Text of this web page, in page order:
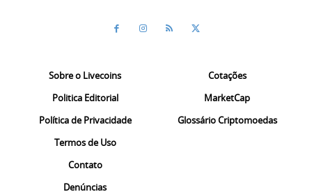
Sobre o Livecoins
Politica Editorial
Política de Privacidade
Termos de Uso
Contato
Denúncias
Cotações
MarketCap
Glossário Criptomoedas